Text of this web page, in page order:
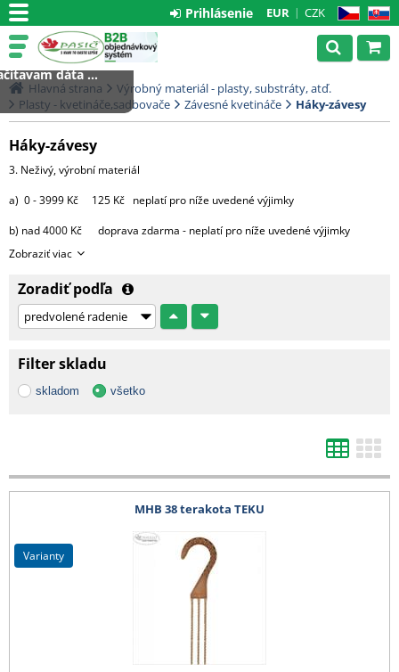
CZ SK
EUR CZK
Prihlásenie
Hlavná strana
Výrobný materiál - plasty, substráty, atď.
Plasty - kvetináče,sadbovače
Závesné kvetináče Háky-závesy
Háky-závesy
3. Neživý, výrobní materiál
a) 0 - 3999 Kč 125 Kč neplatí pro níže uvedené výjimky
b) nad 4000 Kč doprava zdarma - neplatí pro níže uvedené výjimky
výjimky:
- substráty, perlit, hnojiva, kůra 2000 Kč za každou započatou
paletu, 3500 Kč za 2 palety,
Od 10 palet doprava zdarma.
- tkaniny 525 cm, bublinkové fólie od 1,50 m, bambusy nad 210 cm, DC vozíky
a ostatní zboží, které nelze zabalit do kartonu - cena dopravy na dotaz
Všechny ceny zde uvedené jsou bez DPH.
Zobraziť viac
Zoradiť podľa
Filter skladu
skladom všetko
MHB 38 terakota TEKU
varianty
dáta ...